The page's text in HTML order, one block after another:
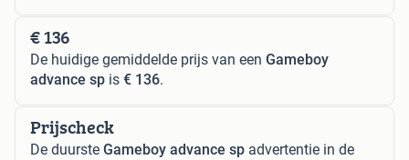
€ 136
De huidige gemiddelde prijs van een Gameboy
advance sp is € 136.
Prijscheck
De duurste Gameboy advance sp advertentie in de